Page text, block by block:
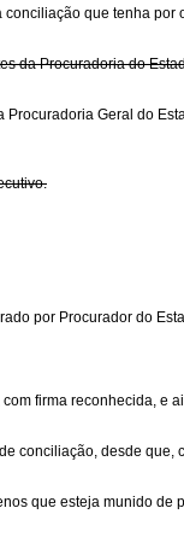
que tenha
da Procuradoria do
Geral do
por Procurador do
firma reconhecida, e
conciliação, desde
que esteja munido